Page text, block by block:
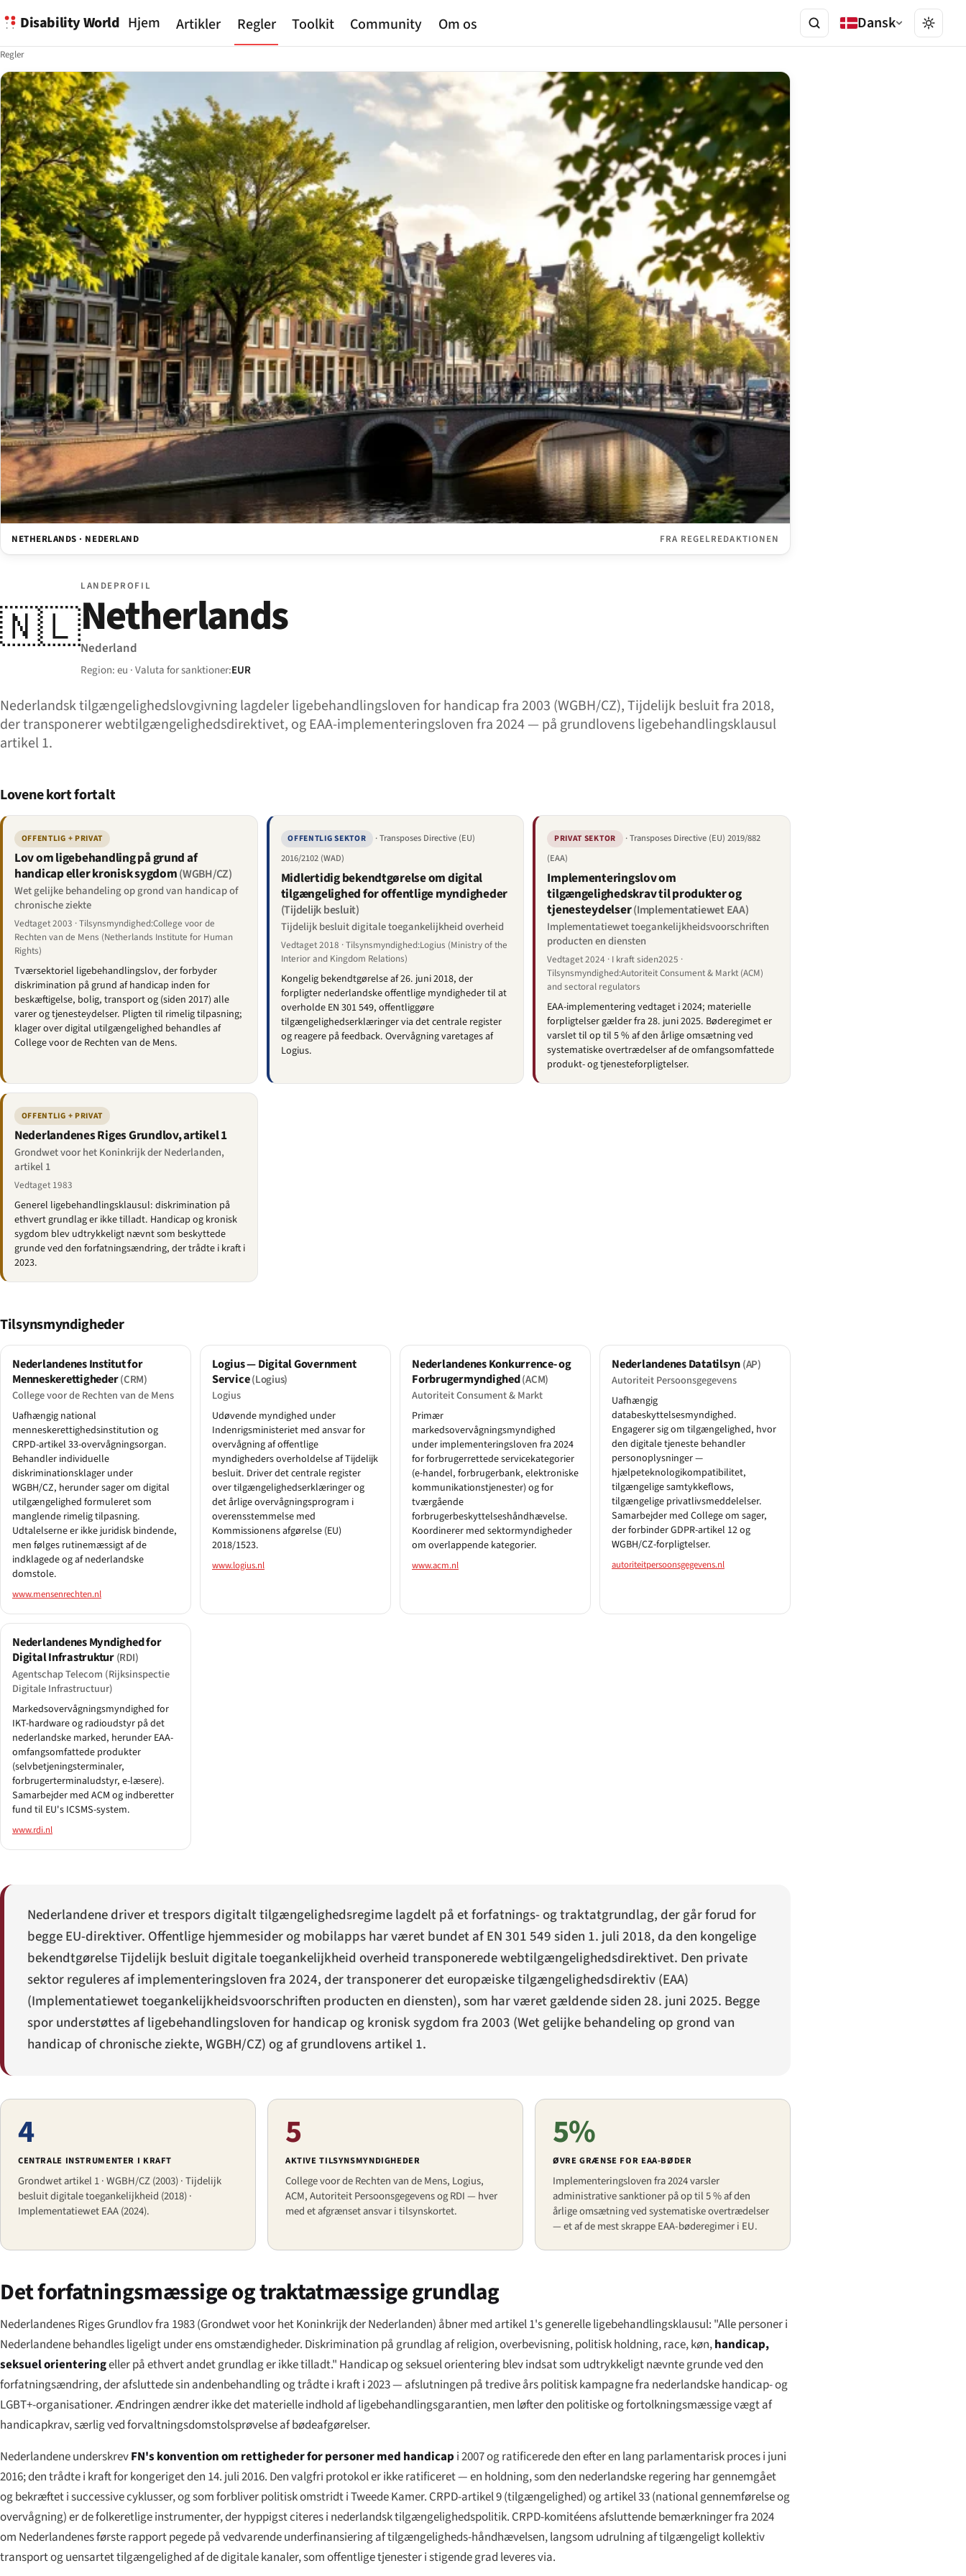
Disability World Hjem Artikler Regler Toolkit Community Om os Dansk
Regler
NETHERLANDS · NEDERLAND FRA REGELREDAKTIONEN
🇳🇱
LANDEPROFIL
Netherlands
Nederland
Region: eu · Valuta for sanktioner:EUR
Nederlandsk tilgængelighedslovgivning lagdeler ligebehandlingsloven for handicap fra 2003 (WGBH/CZ), Tijdelijk besluit fra 2018,
der transponerer webtilgængelighedsdirektivet, og EAA-implementeringsloven fra 2024 — på grundlovens ligebehandlingsklausul
artikel 1.
Lovene kort fortalt
OFFENTLIG + PRIVAT
Lov om ligebehandling på grund af
handicap eller kronisk sygdom(WGBH/CZ)
Wet gelijke behandeling op grond van handicap of
chronische ziekte
Vedtaget 2003 · Tilsynsmyndighed:College voor de
Rechten van de Mens (Netherlands Institute for Human
Rights)
Tværsektoriel ligebehandlingslov, der forbyder
diskrimination på grund af handicap inden for
beskæftigelse, bolig, transport og (siden 2017) alle
varer og tjenesteydelser. Pligten til rimelig tilpasning;
klager over digital utilgængelighed behandles af
College voor de Rechten van de Mens.
OFFENTLIG SEKTOR
· Transposes Directive (EU)
2016/2102 (WAD)
Midlertidig bekendtgørelse om digital
tilgængelighed for offentlige myndigheder
(Tijdelijk besluit)
Tijdelijk besluit digitale toegankelijkheid overheid
Vedtaget 2018 · Tilsynsmyndighed:Logius (Ministry of the
Interior and Kingdom Relations)
Kongelig bekendtgørelse af 26. juni 2018, der
forpligter nederlandske offentlige myndigheder til at
overholde EN 301 549, offentliggøre
tilgængelighedserklæringer via det centrale register
og reagere på feedback. Overvågning varetages af
Logius.
PRIVAT SEKTOR
· Transposes Directive (EU) 2019/882
(EAA)
Implementeringslov om
tilgængelighedskrav til produkter og
tjenesteydelser(Implementatiewet EAA)
Implementatiewet toegankelijkheidsvoorschriften
producten en diensten
Vedtaget 2024 · I kraft siden2025 ·
Tilsynsmyndighed:Autoriteit Consument & Markt (ACM)
and sectoral regulators
EAA-implementering vedtaget i 2024; materielle
forpligtelser gælder fra 28. juni 2025. Bøderegimet er
varslet til op til 5 % af den årlige omsætning ved
systematiske overtrædelser af de omfangsomfattede
produkt- og tjenesteforpligtelser.
OFFENTLIG + PRIVAT
Nederlandenes Riges Grundlov, artikel 1
Grondwet voor het Koninkrijk der Nederlanden,
artikel 1
Vedtaget 1983
Generel ligebehandlingsklausul: diskrimination på
ethvert grundlag er ikke tilladt. Handicap og kronisk
sygdom blev udtrykkeligt nævnt som beskyttede
grunde ved den forfatningsændring, der trådte i kraft i
2023.
Tilsynsmyndigheder
Nederlandenes Institut for
Menneskerettigheder(CRM)
College voor de Rechten van de Mens
Uafhængig national
menneskerettighedsinstitution og
CRPD-artikel 33-overvågningsorgan.
Behandler individuelle
diskriminationsklager under
WGBH/CZ, herunder sager om digital
utilgængelighed formuleret som
manglende rimelig tilpasning.
Udtalelserne er ikke juridisk bindende,
men følges rutinemæssigt af de
indklagede og af nederlandske
domstole.
www.mensenrechten.nl
Logius — Digital Government
Service(Logius)
Logius
Udøvende myndighed under
Indenrigsministeriet med ansvar for
overvågning af offentlige
myndigheders overholdelse af Tijdelijk
besluit. Driver det centrale register
over tilgængelighedserklæringer og
det årlige overvågningsprogram i
overensstemmelse med
Kommissionens afgørelse (EU)
2018/1523.
www.logius.nl
Nederlandenes Konkurrence- og
Forbrugermyndighed(ACM)
Autoriteit Consument & Markt
Primær
markedsovervågningsmyndighed
under implementeringsloven fra 2024
for forbrugerrettede servicekategorier
(e-handel, forbrugerbank, elektroniske
kommunikationstjenester) og for
tværgående
forbrugerbeskyttelseshåndhævelse.
Koordinerer med sektormyndigheder
om overlappende kategorier.
www.acm.nl
Nederlandenes Datatilsyn(AP)
Autoriteit Persoonsgegevens
Uafhængig
databeskyttelsesmyndighed.
Engagerer sig om tilgængelighed, hvor
den digitale tjeneste behandler
personoplysninger —
hjælpeteknologikompatibilitet,
tilgængelige samtykkeflows,
tilgængelige privatlivsmeddelelser.
Samarbejder med College om sager,
der forbinder GDPR-artikel 12 og
WGBH/CZ-forpligtelser.
autoriteitpersoonsgegevens.nl
Nederlandenes Myndighed for
Digital Infrastruktur(RDI)
Agentschap Telecom (Rijksinspectie
Digitale Infrastructuur)
Markedsovervågningsmyndighed for
IKT-hardware og radioudstyr på det
nederlandske marked, herunder EAA-
omfangsomfattede produkter
(selvbetjeningsterminaler,
forbrugerterminaludstyr, e-læsere).
Samarbejder med ACM og indberetter
fund til EU's ICSMS-system.
www.rdi.nl
Nederlandene driver et trespors digitalt tilgængelighedsregime lagdelt på et forfatnings- og traktatgrundlag, der går forud for
begge EU-direktiver. Offentlige hjemmesider og mobilapps har været bundet af EN 301 549 siden 1. juli 2018, da den kongelige
bekendtgørelseTijdelijk besluit digitale toegankelijkheid overheid transponerede webtilgængelighedsdirektivet. Den private
sektor reguleres af implementeringsloven fra 2024, der transponerer det europæiske tilgængelighedsdirektiv (EAA)
(Implementatiewet toegankelijkheidsvoorschriften producten en diensten), som har været gældende siden 28. juni 2025. Begge
spor understøttes af ligebehandlingsloven for handicap og kronisk sygdom fra 2003 (Wet gelijke behandeling op grond van
handicap of chronische ziekte, WGBH/CZ) og af grundlovens artikel 1.
4
CENTRALE INSTRUMENTER I KRAFT
Grondwet artikel 1 · WGBH/CZ (2003) · Tijdelijk
besluit digitale toegankelijkheid (2018) ·
Implementatiewet EAA (2024).
5
AKTIVE TILSYNSMYNDIGHEDER
College voor de Rechten van de Mens, Logius,
ACM, Autoriteit Persoonsgegevens og RDI — hver
med et afgrænset ansvar i tilsynskortet.
5%
ØVRE GRÆNSE FOR EAA-BØDER
Implementeringsloven fra 2024 varsler
administrative sanktioner på op til 5 % af den
årlige omsætning ved systematiske overtrædelser
— et af de mest skrappe EAA-bøderegimer i EU.
Det forfatningsmæssige og traktatmæssige grundlag
Nederlandenes Riges Grundlov fra 1983 (Grondwet voor het Koninkrijk der Nederlanden) åbner med artikel 1's generelle ligebehandlingsklausul: "Alle personer i
Nederlandene behandles ligeligt under ens omstændigheder. Diskrimination på grundlag af religion, overbevisning, politisk holdning, race, køn,handicap,
seksuel orienteringeller på ethvert andet grundlag er ikke tilladt." Handicap og seksuel orientering blev indsat som udtrykkeligt nævnte grunde ved den
forfatningsændring, der afsluttede sin andenbehandling og trådte i kraft i 2023 — afslutningen på tredive års politisk kampagne fra nederlandske handicap- og
LGBT+-organisationer. Ændringen ændrer ikke det materielle indhold af ligebehandlingsgarantien, men løfter den politiske og fortolkningsmæssige vægt af
handicapkrav, særlig ved forvaltningsdomstolsprøvelse af bødeafgørelser.
Nederlandene underskrevFN's konvention om rettigheder for personer med handicap i 2007 og ratificerede den efter en lang parlamentarisk proces i juni
2016; den trådte i kraft for kongeriget den 14. juli 2016. Den valgfri protokol er ikke ratificeret — en holdning, som den nederlandske regering har gennemgået
og bekræftet i successive cyklusser, og som forbliver politisk omstridt i Tweede Kamer. CRPD-artikel 9 (tilgængelighed) og artikel 33 (national gennemførelse og
overvågning) er de folkeretlige instrumenter, der hyppigst citeres i nederlandsk tilgængelighedspolitik. CRPD-komitéens afsluttende bemærkninger fra 2024
om Nederlandenes første rapport pegede på vedvarende underfinansiering af tilgængeligheds-håndhævelsen, langsom udrulning af tilgængeligt kollektiv
transport og uensartet tilgængelighed af de digitale kanaler, som offentlige tjenester i stigende grad leveres via.